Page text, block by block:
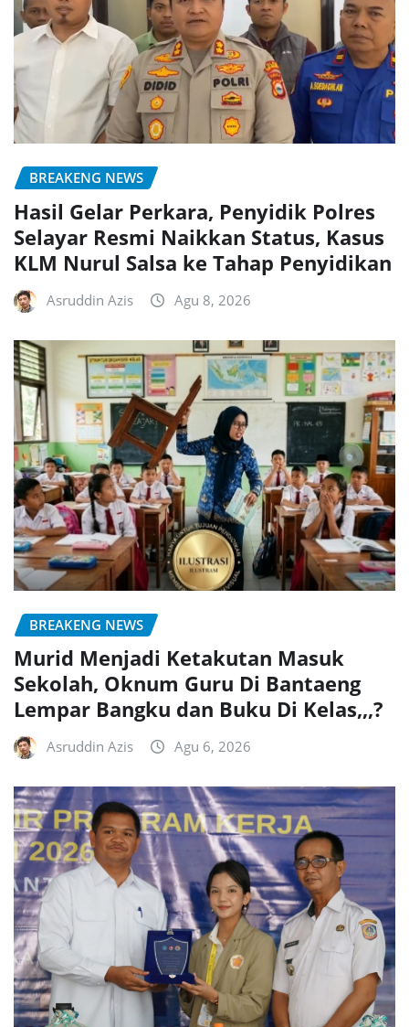
BREAKENG NEWS
Hasil Gelar Perkara, Penyidik Polres
Selayar Resmi Naikkan Status, Kasus
KLM Nurul Salsa ke Tahap Penyidikan
Asruddin Azis Agu 8, 2026
BREAKENG NEWS
Murid Menjadi Ketakutan Masuk
Sekolah, Oknum Guru Di Bantaeng
Lempar Bangku dan Buku Di Kelas,,,?
Asruddin Azis Agu 6, 2026